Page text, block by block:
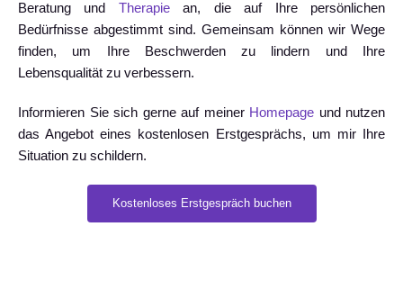
Beratung und Therapiean, die auf Ihre persönlichen
Bedürfnisse abgestimmt sind. Gemeinsam können wir Wege
finden, um Ihre Beschwerden zu lindern und Ihre
Lebensqualität zu verbessern.
Informieren Sie sich gerne auf meiner Homepage und nutzen
das Angebot eines kostenlosen Erstgesprächs, um mir Ihre
Situation zu schildern.
Kostenloses Erstgespräch buchen